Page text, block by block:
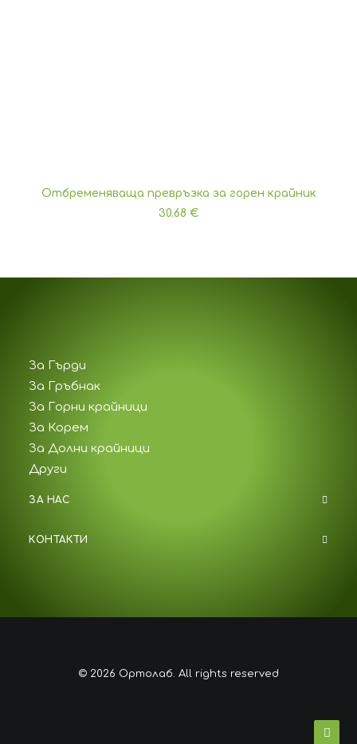
Отбременяваща превръзка за горен крайник
30.68 €
За Гърди
За Гръбнак
За Горни крайници
За Корем
За Долни крайници
Други
ЗА НАС
КОНТАКТИ
© 2026 Ортолаб. All rights reserved